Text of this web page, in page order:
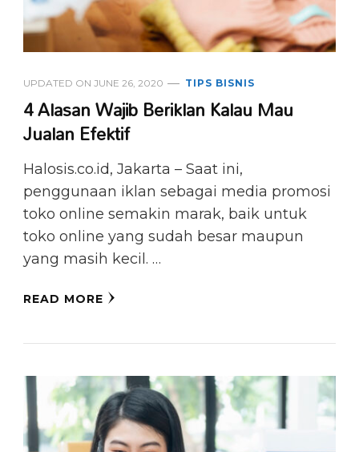
UPDATED ON JUNE 26, 2020 TIPS BISNIS
4 Alasan Wajib Beriklan Kalau Mau
Jualan Efektif
Halosis.co.id, Jakarta – Saat ini,
penggunaan iklan sebagai media promosi
toko online semakin marak, baik untuk
toko online yang sudah besar maupun
yang masih kecil. …
READ MORE